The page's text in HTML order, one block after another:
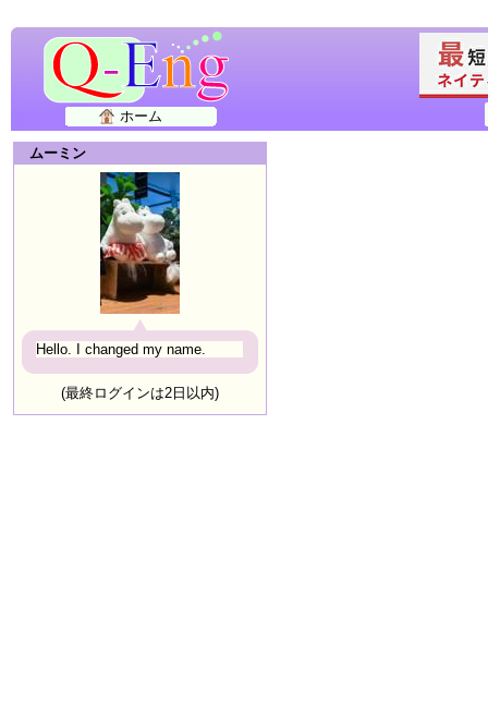
ホーム
ムーミン
Hello. I changed my name.
(最終ログインは2日以内)